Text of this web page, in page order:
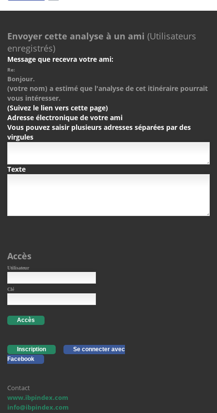
Envoyer cette analyse à un ami (Utilisateurs
enregistrés)
Message que recevra votre ami:
Re:
Bonjour.
(votre nom) a estimé que l'analyse de cet itinéraire pourrait
vous intéresser.
(Suivez le lien vers cette page)
Adresse électronique de votre ami
Vous pouvez saisir plusieurs adresses séparées par des
virgules
Texte
Accès
Utilisateur
Clé
Accès
Inscription
Se connecter avec
Facebook
Contact
www.ibpindex.com
info@ibpindex.com